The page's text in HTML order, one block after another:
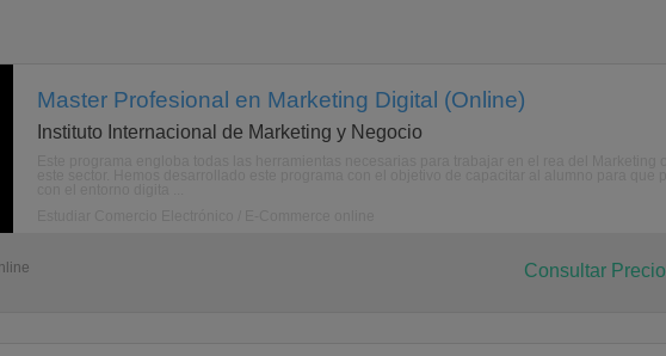
Master Profesional en Marketing Digital (Online)
Instituto Internacional de Marketing y Negocio
Consultar Precio